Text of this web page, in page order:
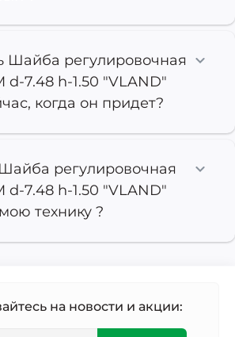
Шайба регулировочная
7.48 h-1.50 "VLAND"
когда он придет?
регулировочная
7.48 h-1.50 "VLAND"
технику ?
на новости и акции: